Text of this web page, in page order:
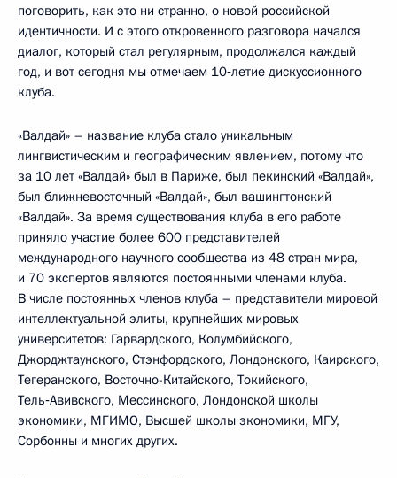
поговорить, как это ни странно, о новой российской
идентичности. И с этого откровенного разговора начался
диалог, который стал регулярным, продолжался каждый
год, и вот сегодня мы отмечаем 10‑летие дискуссионного
клуба.
«Валдай» – название клуба стало уникальным
лингвистическим и географическим явлением, потому что
за 10 лет «Валдай» был в Париже, был пекинский «Валдай»,
был ближневосточный «Валдай», был вашингтонский
«Валдай». За время существования клуба в его работе
приняло участие более 600 представителей
международного научного сообщества из 48 стран мира,
и 70 экспертов являются постоянными членами клуба.
В числе постоянных членов клуба – представители мировой
интеллектуальной элиты, крупнейших мировых
университетов: Гарвардского, Колумбийского,
Джорджтаунского, Стэнфордского, Лондонского, Каирского,
Тегеранского, Восточно-Китайского, Токийского,
Тель‑Авивского, Мессинского, Лондонской школы
экономики, МГИМО, Высшей школы экономики, МГУ,
Сорбонны и многих других.